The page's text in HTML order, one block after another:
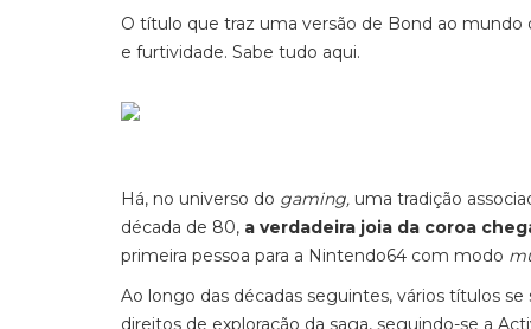
O título que traz uma versão de Bond ao
e furtividade. Sabe tudo aqui.
Há, no universo do gaming, uma tradição
década de 80, a verdadeira joia da coroa
primeira pessoa para a Nintendo64 com modo
Ao longo das décadas seguintes, vários títulos
direitos de exploração da saga, seguindo-se a